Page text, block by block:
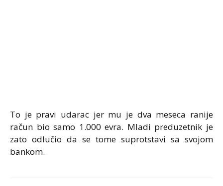
To je pravi udarac jer mu je dva meseca ranije
račun bio samo 1.000 evra. Mladi preduzetnik je
zato odlučio da se tome suprotstavi sa svojom
bankom.